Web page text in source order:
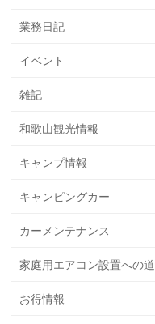
業務日記
イベント
雑記
和歌山観光情報
キャンプ情報
キャンピングカー
カーメンテナンス
家庭用エアコン設置への道
お得情報